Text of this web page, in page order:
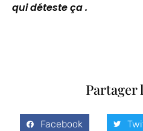
qui déteste ça .
Partager
Facebook